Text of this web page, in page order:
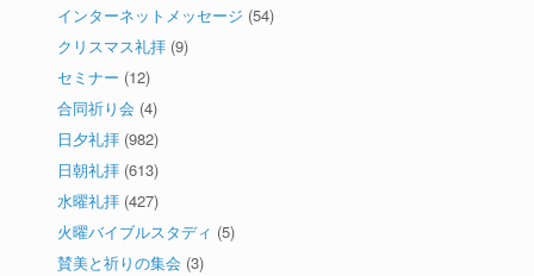
インターネットメッセージ (54)
クリスマス礼拝 (9)
セミナー (12)
合同祈り会 (4)
日夕礼拝 (982)
日朝礼拝 (613)
水曜礼拝 (427)
火曜バイブルスタディ (5)
賛美と祈りの集会 (3)